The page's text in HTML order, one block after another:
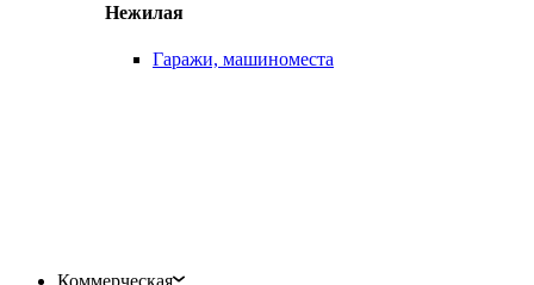
Нежилая
Гаражи, машиноместа